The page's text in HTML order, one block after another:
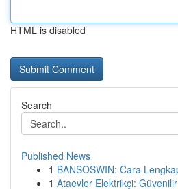
HTML is disabled
Search
Published News
1 BANSOSWIN: Cara
1 Ataevler Elektrikçi: